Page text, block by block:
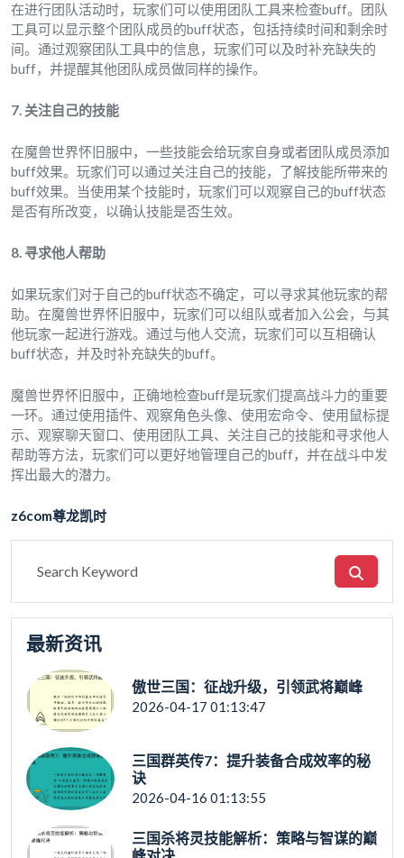
在进行团队活动时，玩家们可以使用团队工具来检查buff。团队
工具可以显示整个团队成员的buff状态，包括持续时间和剩余时
间。通过观察团队工具中的信息，玩家们可以及时补充缺失的
buff，并提醒其他团队成员做同样的操作。
7. 关注自己的技能
在魔兽世界怀旧服中，一些技能会给玩家自身或者团队成员添加
buff效果。玩家们可以通过关注自己的技能，了解技能所带来的
buff效果。当使用某个技能时，玩家们可以观察自己的buff状态
是否有所改变，以确认技能是否生效。
8. 寻求他人帮助
如果玩家们对于自己的buff状态不确定，可以寻求其他玩家的帮
助。在魔兽世界怀旧服中，玩家们可以组队或者加入公会，与其
他玩家一起进行游戏。通过与他人交流，玩家们可以互相确认
buff状态，并及时补充缺失的buff。
魔兽世界怀旧服中，正确地检查buff是玩家们提高战斗力的重要
一环。通过使用插件、观察角色头像、使用宏命令、使用鼠标提
示、观察聊天窗口、使用团队工具、关注自己的技能和寻求他人
帮助等方法，玩家们可以更好地管理自己的buff，并在战斗中发
挥出最大的潜力。
z6com尊龙凯时
最新资讯
傲世三国：征战升级，引领武将巅峰
2026-04-17 01:13:47
三国群英传7：提升装备合成效率的秘
诀
2026-04-16 01:13:55
三国杀将灵技能解析：策略与智谋的巅